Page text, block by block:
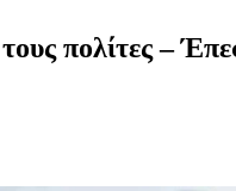
πολίτες –